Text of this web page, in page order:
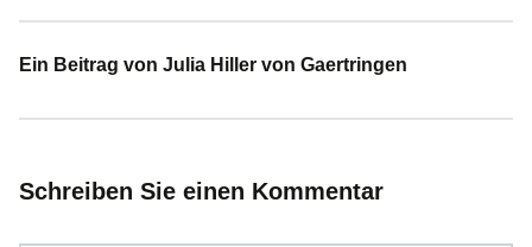
Ein Beitrag von Julia Hiller von Gaertringen
Schreiben Sie einen Kommentar